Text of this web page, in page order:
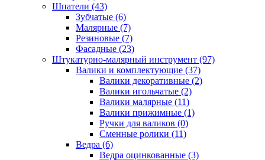
Шпатели (43)
Зубчатые (6)
Малярные (7)
Резиновые (7)
Фасадные (23)
Штукатурно-малярный инструмент (97)
Валики и комплектующие (37)
Валики декоративные (2)
Валики игольчатые (2)
Валики малярные (11)
Валики прижимные (1)
Ручки для валиков (0)
Сменные ролики (11)
Ведра (6)
Ведра оцинкованные (3)